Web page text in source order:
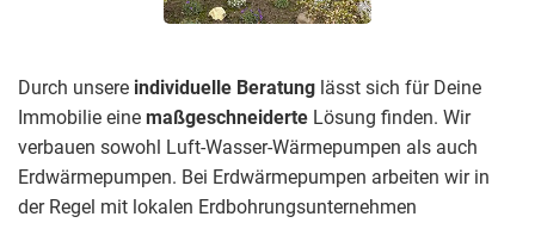
Durch unsere individuelle Beratung lässt sich für Deine
Immobilie eine maßgeschneiderte Lösung finden. Wir
verbauen sowohl Luft-Wasser-Wärmepumpen als auch
Erdwärmepumpen. Bei Erdwärmepumpen arbeiten wir in
der Regel mit lokalen Erdbohrungsunternehmen